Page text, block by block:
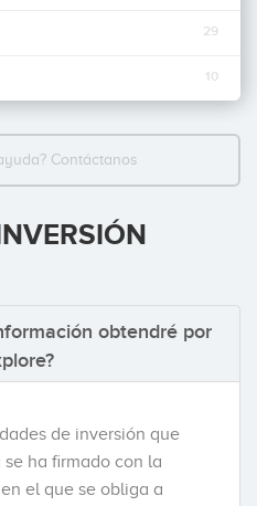
29
10
Contáctanos
obtendré por
de inversión que
ha firmado con la
el que se obliga a